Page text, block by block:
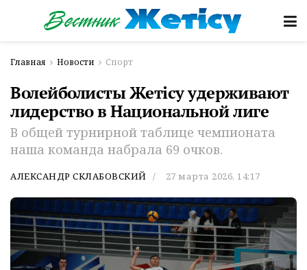
Главная Новости Спорт
Волейболисты Жетісу удерживают
лидерство в Национальной лиге
В общей турнирной таблице чемпионата
наша команда набрала 69 очков.
АЛЕКСАНДР СКЛАБОВСКИЙ 27 марта 2026, 14:17